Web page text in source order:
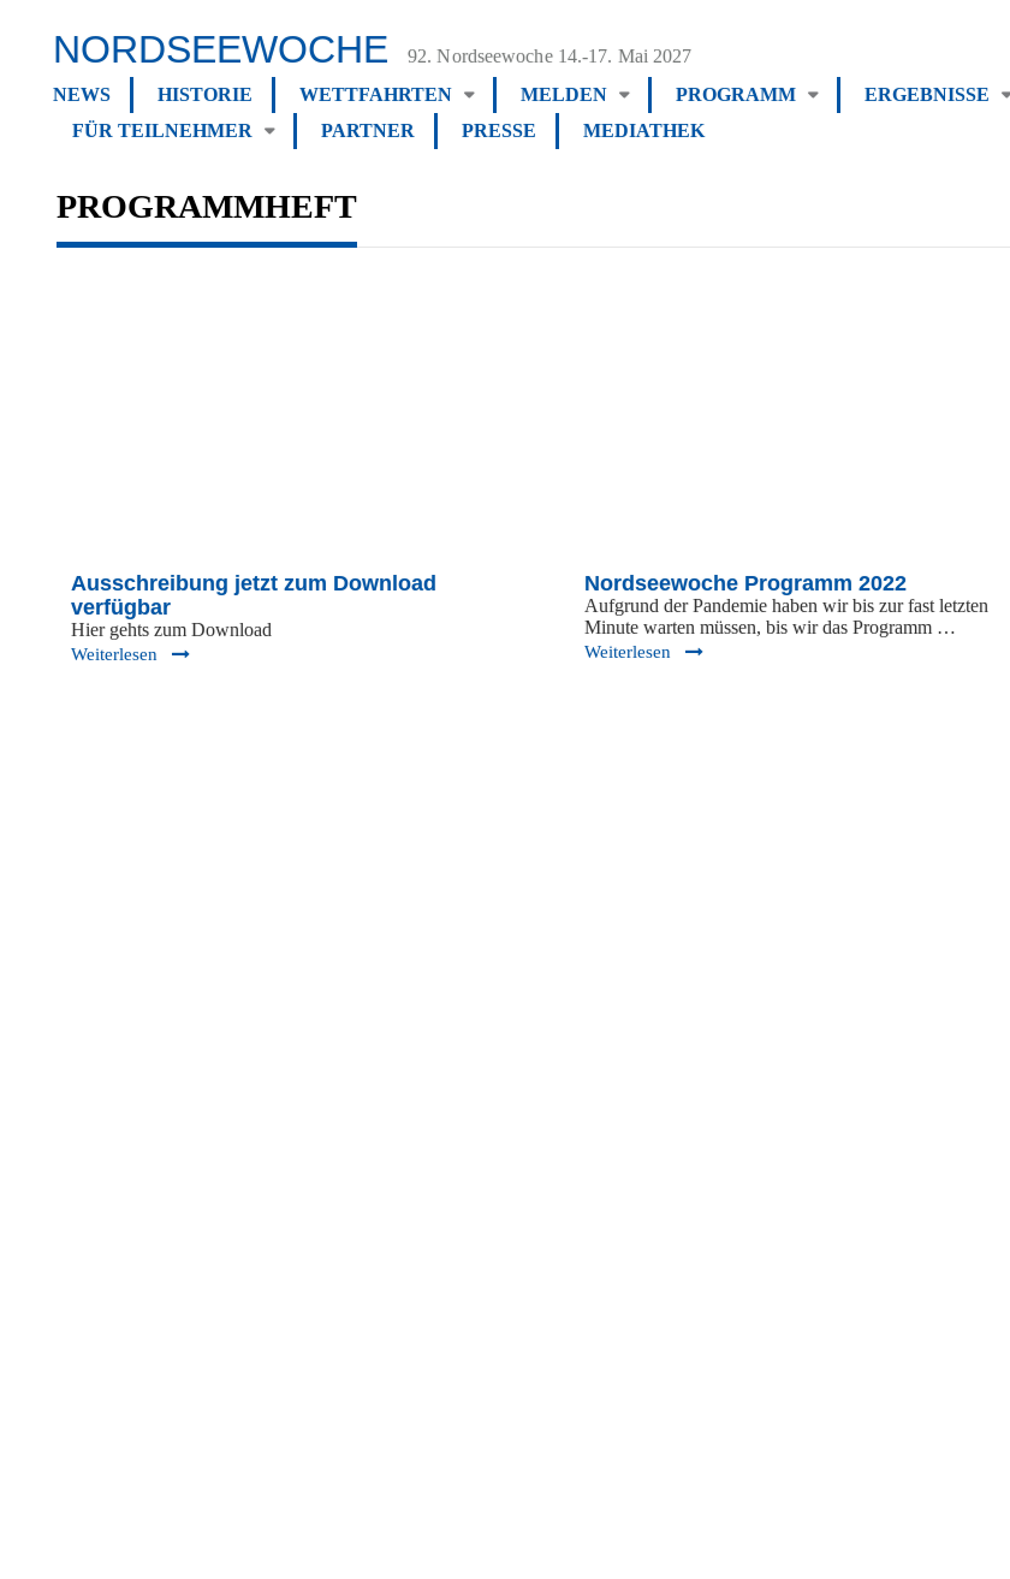
NORDSEEWOCHE
92. Nordseewoche 14.-17. Mai 2027
NEWS
HISTORIE WETTFAHRTEN MELDEN PROGRAMM
ERGEBNISSE
FÜR TEILNEHMER
PARTNER PRESSE MEDIATHEK
PROGRAMMHEFT
Ausschreibung jetzt zum Download
verfügbar
Hier gehts zum Download
Weiterlesen
Nordseewoche Programm 2022
Aufgrund der Pandemie haben wir bis zur fast letzten
Minute warten müssen, bis wir das Programm …
Weiterlesen